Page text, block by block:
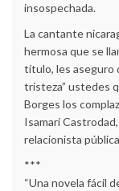
insospechada.
La cantante
hermosa que se
título, les aseguro
tristeza” ustedes
Borges los
Isamari
relacionista pública
***
“Una novela fácil